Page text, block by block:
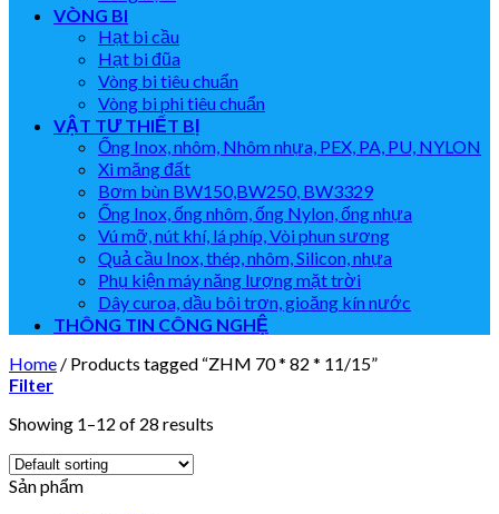
VÒNG BI
Hạt bi cầu
Hạt bi đũa
Vòng bi tiêu chuẩn
Vòng bi phi tiêu chuẩn
VẬT TƯ THIẾT BỊ
Ống Inox, nhôm, Nhôm nhựa, PEX, PA, PU, NYLON
Xi măng đất
Bơm bùn BW150,BW250, BW3329
Ống Inox, ống nhôm, ống Nylon, ống nhựa
Vú mỡ, nút khí, lá phíp, Vòi phun sương
Quả cầu Inox, thép, nhôm, Silicon, nhựa
Phụ kiện máy năng lượng mặt trời
Dây curoa, dầu bôi trơn, gioăng kín nước
THÔNG TIN CÔNG NGHỆ
Home / Products tagged “ZHM 70 * 82 * 11/15”
Filter
Showing 1–12 of 28 results
Sản phẩm